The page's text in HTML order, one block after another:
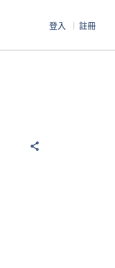
登入 註冊